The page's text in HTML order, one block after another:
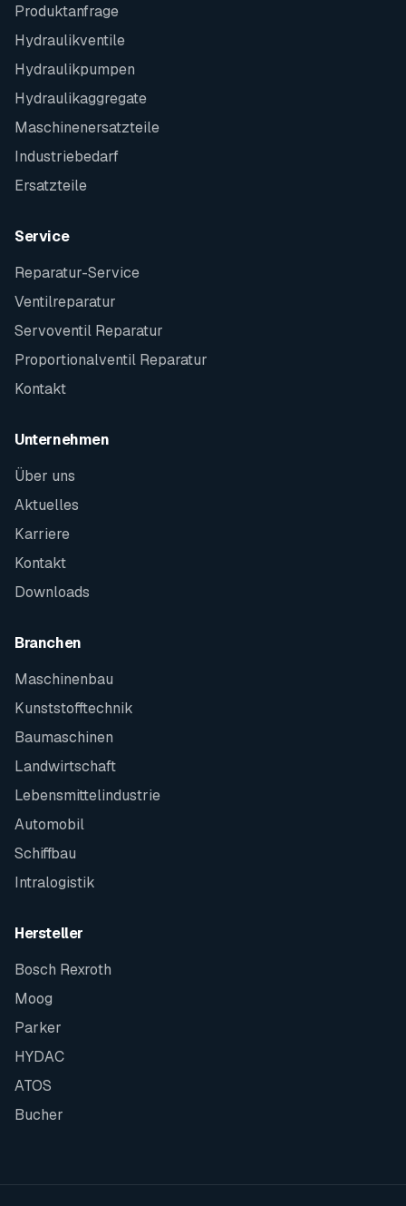
Produktanfrage
Hydraulikventile
Hydraulikpumpen
Hydraulikaggregate
Maschinenersatzteile
Industriebedarf
Ersatzteile
Service
Reparatur-Service
Ventilreparatur
Servoventil Reparatur
Proportionalventil Reparatur
Kontakt
Unternehmen
Über uns
Aktuelles
Karriere
Kontakt
Downloads
Branchen
Maschinenbau
Kunststofftechnik
Baumaschinen
Landwirtschaft
Lebensmittelindustrie
Automobil
Schiffbau
Intralogistik
Hersteller
Bosch Rexroth
Moog
Parker
HYDAC
ATOS
Bucher